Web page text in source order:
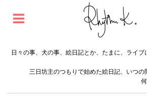
日々の事、犬の事、絵日記とか、たまに、ライブ
三日坊主のつもりで始めた絵日記、いつ